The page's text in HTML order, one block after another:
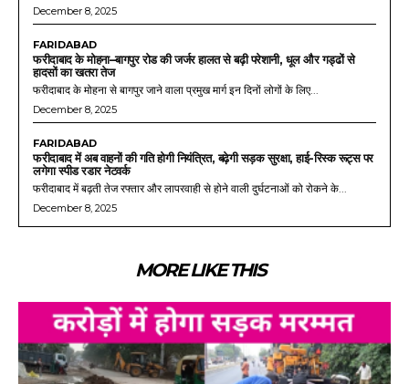
December 8, 2025
FARIDABAD
फरीदाबाद के मोहना–बागपुर रोड की जर्जर हालत से बढ़ी परेशानी, धूल और गड्ढों से
हादसों का खतरा तेज
फरीदाबाद के मोहना से बागपुर जाने वाला प्रमुख मार्ग इन दिनों लोगों के लिए...
December 8, 2025
FARIDABAD
फरीदाबाद में अब वाहनों की गति होगी नियंत्रित, बढ़ेगी सड़क सुरक्षा, हाई-रिस्क रूट्स पर
लगेगा स्पीड रडार नेटवर्क
फरीदाबाद में बढ़ती तेज रफ्तार और लापरवाही से होने वाली दुर्घटनाओं को रोकने के...
December 8, 2025
MORE LIKE THIS